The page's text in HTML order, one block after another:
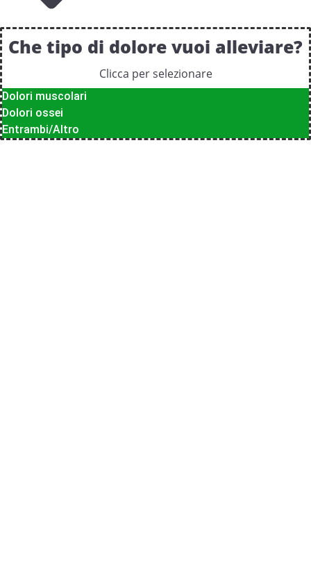
Che tipo di dolore vuoi alleviare?
Clicca per selezionare
Dolori muscolari
Dolori ossei
Entrambi/Altro